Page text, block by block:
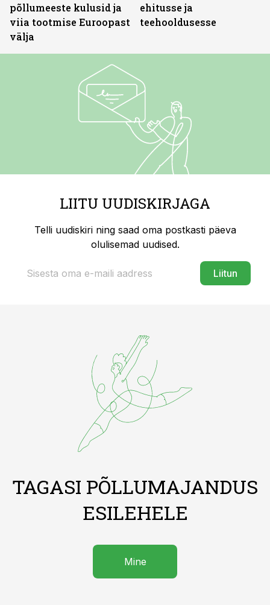
põllumeeste kulusid ja
viia tootmise Euroopast
välja
ehitusse ja
teehooldusesse
LIITU UUDISKIRJAGA
Telli uudiskiri ning saad oma postkasti päeva
olulisemad uudised.
Liitun
TAGASI PÕLLUMAJANDUS
ESILEHELE
Mine